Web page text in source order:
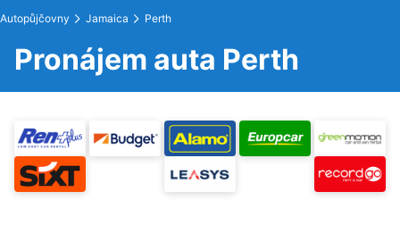
Autopůjčovny Jamaica Perth
Pronájem auta Perth